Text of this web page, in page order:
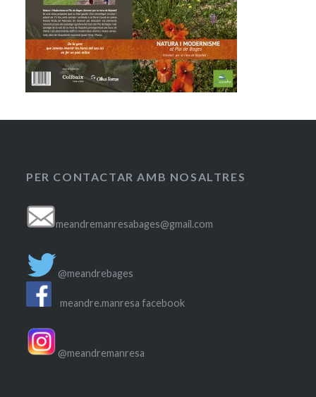
PER CONTACTAR AMB NOSALTRES
meandremanresabages@gmail.com
@meandrebages
meandre.manresa facebook
@meandremanresa